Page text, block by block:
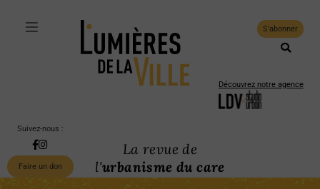
S'abonner
Découvrez notre agence
Suivez-nous :
Faire un don
La revue de
l'urbanisme du care